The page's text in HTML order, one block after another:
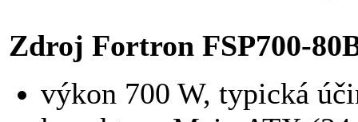
Zdroj Fortron FSP700-
výkon 700 W, typická